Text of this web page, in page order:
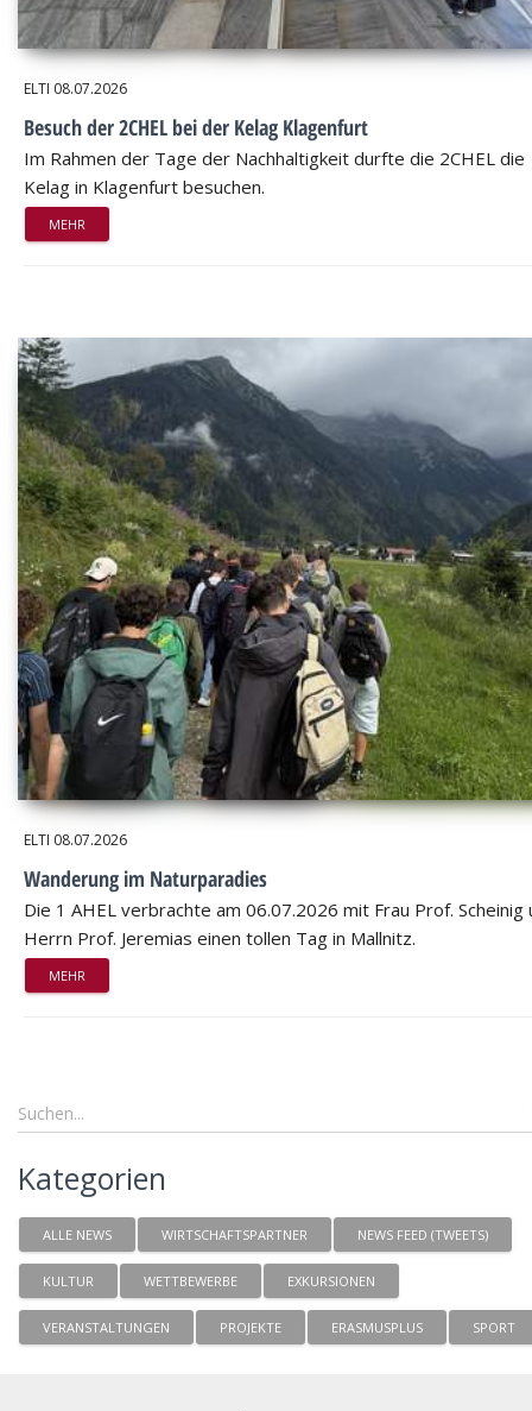
ELTI 08.07.2026
Besuch der 2CHEL bei der Kelag Klagenfurt
Im Rahmen der Tage der Nachhaltigkeit durfte die 2CHEL die
Kelag in Klagenfurt besuchen.
MEHR
ELTI 08.07.2026
Wanderung im Naturparadies
Die 1 AHEL verbrachte am 06.07.2026 mit Frau Prof. Scheinig
Herrn Prof. Jeremias einen tollen Tag in Mallnitz.
MEHR
Kategorien
ALLE NEWS WIRTSCHAFTSPARTNER NEWS FEED (TWEETS)
KULTUR WETTBEWERBE EXKURSIONEN
VERANSTALTUNGEN PROJEKTE ERASMUSPLUS SPORT